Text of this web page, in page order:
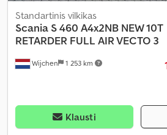
Wijchen 1 253 km
Standartinis vilkikas
Scania S 460 A4x2NB NEW 10T
RETARDER FULL AIR VECTO 3
Klausti